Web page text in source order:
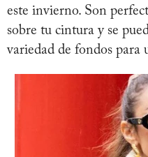
este invierno. Son
sobre tu cintura y se
variedad de fondos para